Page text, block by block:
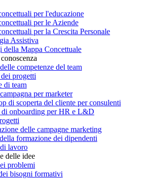
per l'educazione
per le Aziende
per la Crescita Personale
Assistiva
della Mappa Concettuale
competenze del team
progetti
di team
per marketer
di scoperta del cliente per consulenti
di onboarding per HR e L&D
delle campagne marketing
formazione dei dipendenti
lavoro
delle idee
problemi
bisogni formativi